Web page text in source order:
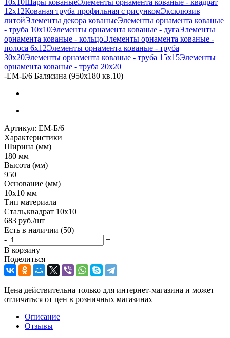
12х12Кованая труба профильная с рисункомЭксклюзив
литойЭлементы декора кованыеЭлементы орнамента кованые
- труба 10х10Элементы орнамента кованые - дугаЭлементы
орнамента кованые - кольцоЭлементы орнамента кованые -
полоса 6х12Элементы орнамента кованые - труба
30х20Элементы орнамента кованые - труба 15х15Элементы
орнамента кованые - труба 20х20
-ЕМ-Б/6 Балясина (950х180 кв.10)
Артикул: ЕМ-Б/6
Характеристики
Ширина (мм)
180 мм
Высота (мм)
950
Основание (мм)
10х10 мм
Тип материала
Сталь,квадрат 10х10
683 руб./шт
Есть в наличии (50)
-
+
В корзину
Поделиться
Цена действительна только для интернет-магазина и может
отличаться от цен в розничных магазинах
Описание
Отзывы